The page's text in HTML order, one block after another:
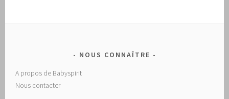
NOUS CONNAÎTRE
A propos de Babyspirit
Nous contacter